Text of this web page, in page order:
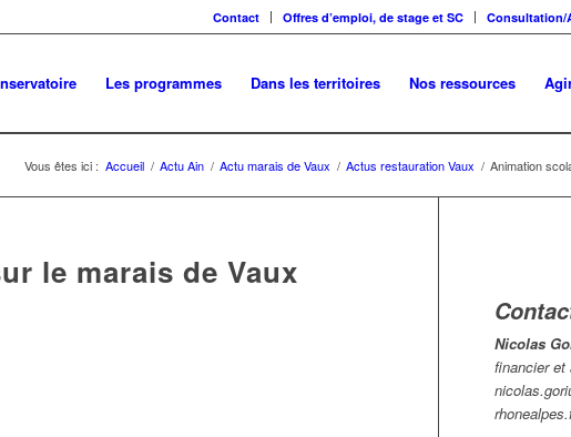
Contact Offres d’emploi, de stage et SC Consultation/
Les programmes Dans les territoires Nos ressources
Vous êtes ici : Accueil / Actu Ain / Actu marais de Vaux / Actus restauration Vaux / Animation
le marais de Vaux
Nicolas
financier